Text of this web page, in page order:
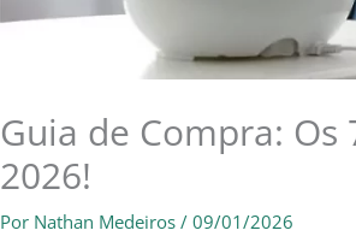
Guia de Compra:
2026!
Por Nathan Medeiros / 09/01/2026